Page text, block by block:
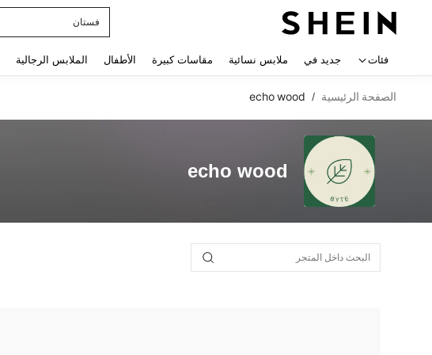
فستان
فئات جديد في ملابس نسائية مقاسات كبيرة الأطفال الملابس الرجالية
الصفحة الرئيسية /
echo wood
echo wood